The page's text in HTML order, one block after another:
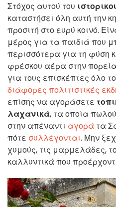
Στόχος αυτού του
καταστήσει όλη αυτή την
προσιτή στο ευρύ κοινό.
μέρος για τα παιδιά που
περισσότερα για τη φύση
φρέσκου αέρα στην
για τους επισκέπτες όλο
διάφορες πολιτιστικές
επίσης να αγοράσετε
λαχανικά, τα οποία
στην απέναντι αγορά τα
πότε συλλέγονται. Μην
χυμούς, τις μαρμελάδες,
καλλυντικά που